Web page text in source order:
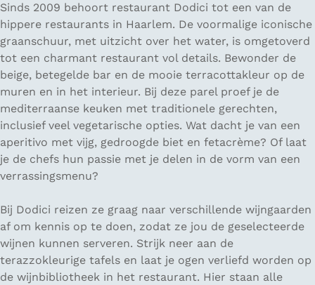
Sinds 2009 behoort restaurant Dodici tot een van de
hippere restaurants in Haarlem. De voormalige iconische
graanschuur, met uitzicht over het water, is omgetoverd
tot een charmant restaurant vol details. Bewonder de
beige, betegelde bar en de mooie terracottakleur op de
muren en in het interieur. Bij deze parel proef je de
mediterraanse keuken met traditionele gerechten,
inclusief veel vegetarische opties. Wat dacht je van een
aperitivo met vijg, gedroogde biet en fetacrème? Of laat
je de chefs hun passie met je delen in de vorm van een
verrassingsmenu?
Bij Dodici reizen ze graag naar verschillende wijngaarden
af om kennis op te doen, zodat ze jou de geselecteerde
wijnen kunnen serveren. Strijk neer aan de
terazzokleurige tafels en laat je ogen verliefd worden op
de wijnbibliotheek in het restaurant. Hier staan alle